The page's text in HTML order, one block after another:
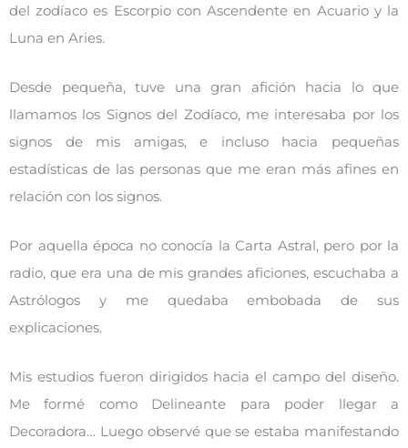
del zodíaco es Escorpio con Ascendente en Acuario y la
Luna en Aries.
Desde pequeña, tuve una gran afición hacia lo que
llamamos los Signos del Zodíaco, me interesaba por los
signos de mis amigas, e incluso hacia pequeñas
estadísticas de las personas que me eran más afines en
relación con los signos.
Por aquella época no conocía la Carta Astral, pero por la
radio, que era una de mis grandes aficiones, escuchaba a
Astrólogos y me quedaba embobada de sus
explicaciones.
Mis estudios fueron dirigidos hacia el campo del diseño.
Me formé como Delineante para poder llegar a
Decoradora… Luego observé que se estaba manifestando